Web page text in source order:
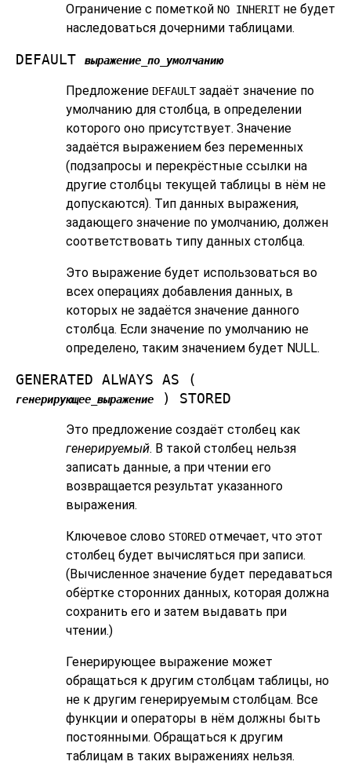
Ограничение с пометкой NO INHERITне будет
наследоваться дочерними таблицами.
DEFAULT выражение_по_умолчанию
Предложение DEFAULTзадаёт значение по
умолчанию для столбца, в определении
которого оно присутствует. Значение
задаётся выражением без переменных
(подзапросы и перекрёстные ссылки на
другие столбцы текущей таблицы в нём не
допускаются). Тип данных выражения,
задающего значение по умолчанию, должен
соответствовать типу данных столбца.
Это выражение будет использоваться во
всех операциях добавления данных, в
которых не задаётся значение данного
столбца. Если значение по умолчанию не
определено, таким значением будет NULL.
GENERATED ALWAYS AS (
генерирующее_выражение ) STORED
Это предложение создаёт столбец как
генерируемый. В такой столбец нельзя
записать данные, а при чтении его
возвращается результат указанного
выражения.
Ключевое слово STORED отмечает, что этот
столбец будет вычисляться при записи.
(Вычисленное значение будет передаваться
обёртке сторонних данных, которая должна
сохранить его и затем выдавать при
чтении.)
Генерирующее выражение может
обращаться к другим столбцам таблицы, но
не к другим генерируемым столбцам. Все
функции и операторы в нём должны быть
постоянными. Обращаться к другим
таблицам в таких выражениях нельзя.